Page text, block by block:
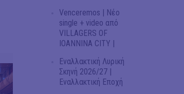
Venceremos | Νέο
single + video από
VILLAGERS OF
IOANNINA CITY |
Εναλλακτική Λυρική
Σκηνή 2026/27 |
Εναλλακτική Εποχή